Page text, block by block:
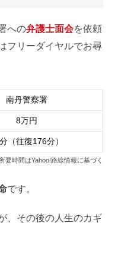
への弁護士面会を依頼
フリーダイヤルでお尋
南丹警察署
8万円
（往復176分）
要時間はYahoo!路線情報に基づく
です。
、その後の人生のカギ